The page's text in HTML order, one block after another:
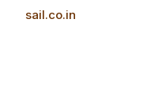
sail.co.in